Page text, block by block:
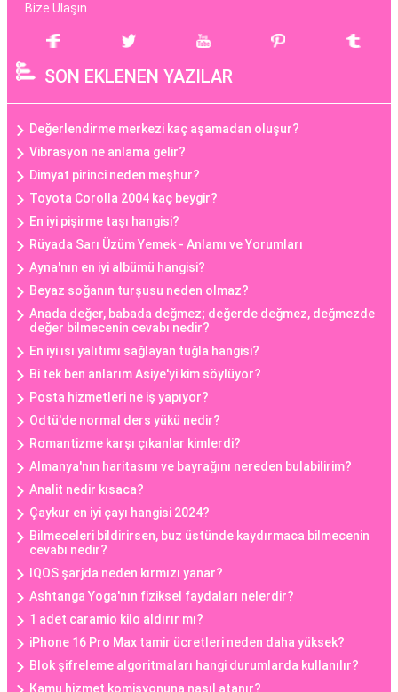
Bize Ulaşın
SON EKLENEN YAZILAR
Değerlendirme merkezi kaç aşamadan oluşur?
Vibrasyon ne anlama gelir?
Dimyat pirinci neden meşhur?
Toyota Corolla 2004 kaç beygir?
En iyi pişirme taşı hangisi?
Rüyada Sarı Üzüm Yemek - Anlamı ve Yorumları
Ayna'nın en iyi albümü hangisi?
Beyaz soğanın turşusu neden olmaz?
Anada değer, babada değmez; değerde değmez, değmezde
değer bilmecenin cevabı nedir?
En iyi ısı yalıtımı sağlayan tuğla hangisi?
Bi tek ben anlarım Asiye'yi kim söylüyor?
Posta hizmetleri ne iş yapıyor?
Odtü'de normal ders yükü nedir?
Romantizme karşı çıkanlar kimlerdi?
Almanya'nın haritasını ve bayrağını nereden bulabilirim?
Analit nedir kısaca?
Çaykur en iyi çayı hangisi 2024?
Bilmeceleri bildirirsen, buz üstünde kaydırmaca bilmecenin
cevabı nedir?
IQOS şarjda neden kırmızı yanar?
Ashtanga Yoga'nın fiziksel faydaları nelerdir?
1 adet caramio kilo aldırır mı?
iPhone 16 Pro Max tamir ücretleri neden daha yüksek?
Blok şifreleme algoritmaları hangi durumlarda kullanılır?
Kamu hizmet komisyonuna nasıl atanır?